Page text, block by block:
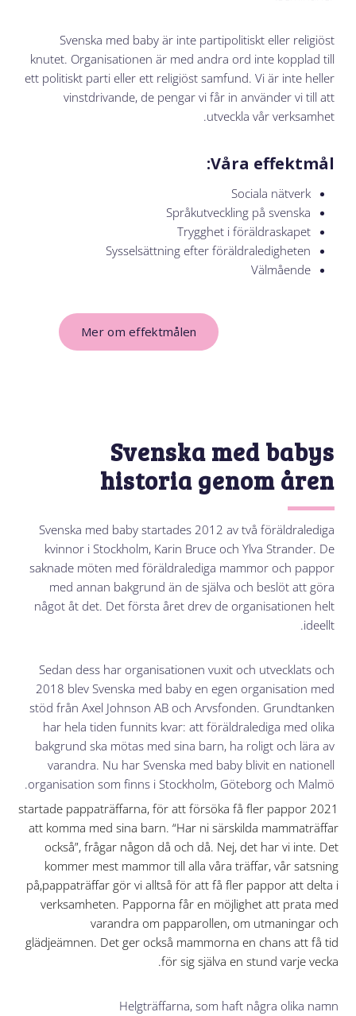
Svenska med baby är inte partipolitiskt eller religiöst
knutet. Organisationen är med andra ord inte kopplad till
ett politiskt parti eller ett religiöst samfund. Vi är inte heller
vinstdrivande, de pengar vi får in använder vi till att
utveckla vår verksamhet.
Våra effektmål:
Sociala nätverk
Språkutveckling på svenska
Trygghet i föräldraskapet
Sysselsättning efter föräldraledigheten
Välmående
Mer om effektmålen
Svenska med babys
historia genom åren
Svenska med baby startades 2012 av två föräldralediga
kvinnor i Stockholm, Karin Bruce och Ylva Strander. De
saknade möten med föräldralediga mammor och pappor
med annan bakgrund än de själva och beslöt att göra
något åt det. Det första året drev de organisationen helt
ideellt.
Sedan dess har organisationen vuxit och utvecklats och
2018 blev Svenska med baby en egen organisation med
stöd frånAxel Johnson AB och Arvsfonden. Grundtanken
har hela tiden funnits kvar: att föräldralediga med olika
bakgrund ska mötas med sina barn, ha roligt och lära av
varandra. Nu har Svenska med baby blivit en nationell
organisation som finns i Stockholm, Göteborg och Malmö.
2021 startade pappaträffarna, för att försöka få fler pappor
att komma med sina barn. “Har ni särskilda mammaträffar
också”, frågar någon då och då. Nej, det har vi inte. Det
kommer mest mammor till alla våra träffar, vår satsning
på,pappaträffar gör vi alltså för att få fler pappor att delta i
verksamheten. Papporna får en möjlighet att prata med
varandra om papparollen, om utmaningar och
glädjeämnen. Det ger också mammorna en chans att få tid
för sig själva en stund varje vecka.
Helgträffarna, som haft några olika namn